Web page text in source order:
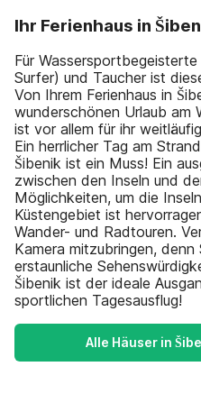
Ihr Ferienhaus in
Für
Surfer) und Taucher ist
Von Ihrem Ferienhaus in
wunderschönen Urlaub am
ist vor allem für ihr
Ein herrlicher Tag am
Šibenik ist ein Muss! Ein
zwischen den Inseln und
Möglichkeiten, um die
Küstengebiet ist
Wander- und Radtouren.
Kamera mitzubringen, denn
erstaunliche
Šibenik ist der ideale
sportlichen Tagesausflug!
Alle Häuser in